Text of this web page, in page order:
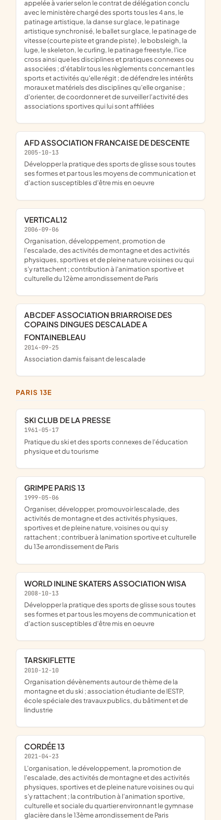
appelée à varier selon le contrat de délégation conclu
avec le ministère chargé des sports tous les 4 ans, le
patinage artistique, la danse sur glace, le patinage
artistique synchronisé, le ballet sur glace, le patinage de
vitesse (courte piste et grande piste) , le bobsleigh, la
luge, le skeleton, le curling, le patinage freestyle, l'ice
cross ainsi que les disciplines et pratiques connexes ou
associées ; d'établir tous les règlements concernant les
sports et activités qu'elle régit ; de défendre les intérêts
moraux et matériels des disciplines qu'elle organise ;
d'orienter, de coordonner et de surveiller l'activité des
associations sportives qui lui sont affiliées
AFD ASSOCIATION FRANCAISE DE DESCENTE
2005-10-13
développer la pratique des sports de glisse sous toutes
ses formes et par tous les moyens de communication et
d'action susceptibles d'être mis en oeuvre
VERTICAL12
2006-09-06
organisation, développement, promotion de
l'escalade, des activités de montagne et des activités
physiques, sportives et de pleine nature voisines ou qui
s'y rattachent ; contribution à l'animation sportive et
culturelle du 12ème arrondissement de Paris
ABCDEF ASSOCIATION BRIARROISE DES
COPAINS DINGUES DESCALADE A
FONTAINEBLEAU
2014-09-25
association damis faisant de lescalade
PARIS 13E
SKI CLUB DE LA PRESSE
1961-05-17
pratique du ski et des sports connexes de l'éducation
physique et du tourisme
GRIMPE PARIS 13
1999-05-06
organiser, développer, promouvoir lescalade, des
activités de montagne et des activités physiques,
sportives et de pleine nature, voisines ou qui sy
rattachent ; contribuer à lanimation sportive et culturelle
du 13e arrondissement de Paris
WORLD INLINE SKATERS ASSOCIATION WISA
2008-10-13
développer la pratique des sports de glisse sous toutes
ses formes et par tous les moyens de communication et
d'action susceptibles d'être mis en oeuvre
TARSKIFLETTE
2010-12-10
organisation dévènements autour de thème de la
montagne et du ski ; association étudiante de lESTP,
école spéciale des travaux publics, du bâtiment et de
lindustrie
CORDÉE 13
2021-04-23
l'organisation, le développement, la promotion de
l'escalade, des activités de montagne et des activités
physiques, sportives et de pleine nature voisines ou qui
s'y rattachent ; la contribution à l'animation sportive,
culturelle et sociale du quartier environnant le gymnase
glacière dans le 13ème arrondissement de Paris